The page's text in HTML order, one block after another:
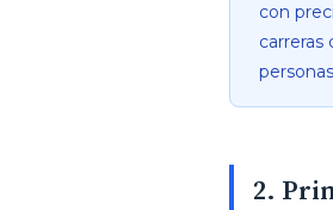
con
carreras
2.